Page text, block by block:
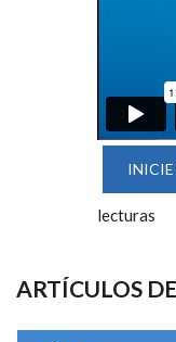
INICIE
lecturas
ARTÍCULOS